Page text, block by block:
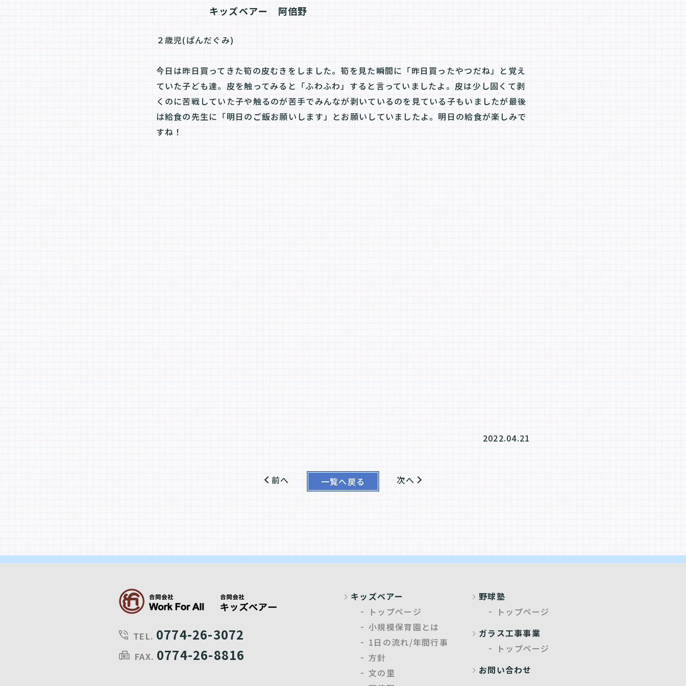
キッズベアー　阿倍野
２歳児(ぱんだぐみ)
今日は昨日買ってきた筍の皮むきをしました。筍を見た瞬間に「昨日買ったやつだね」と覚え
ていた子ども達。皮を触ってみると「ふわふわ」すると言っていましたよ。皮は少し固くて剥
くのに苦戦していた子や触るのが苦手でみんなが剥いているのを見ている子もいましたが最後
は給食の先生に「明日のご飯お願いします」とお願いしていましたよ。明日の給食が楽しみで
すね！
2022.04.21
前へ 次へ
一覧へ戻る
TEL. 0774-26-3072
FAX. 0774-26-8816
キッズベアー
トップページ
小規模保育園とは
1日の流れ/年間行事
方針
文の里
野球塾
トップページ
ガラス工事事業
トップページ
お問い合わせ